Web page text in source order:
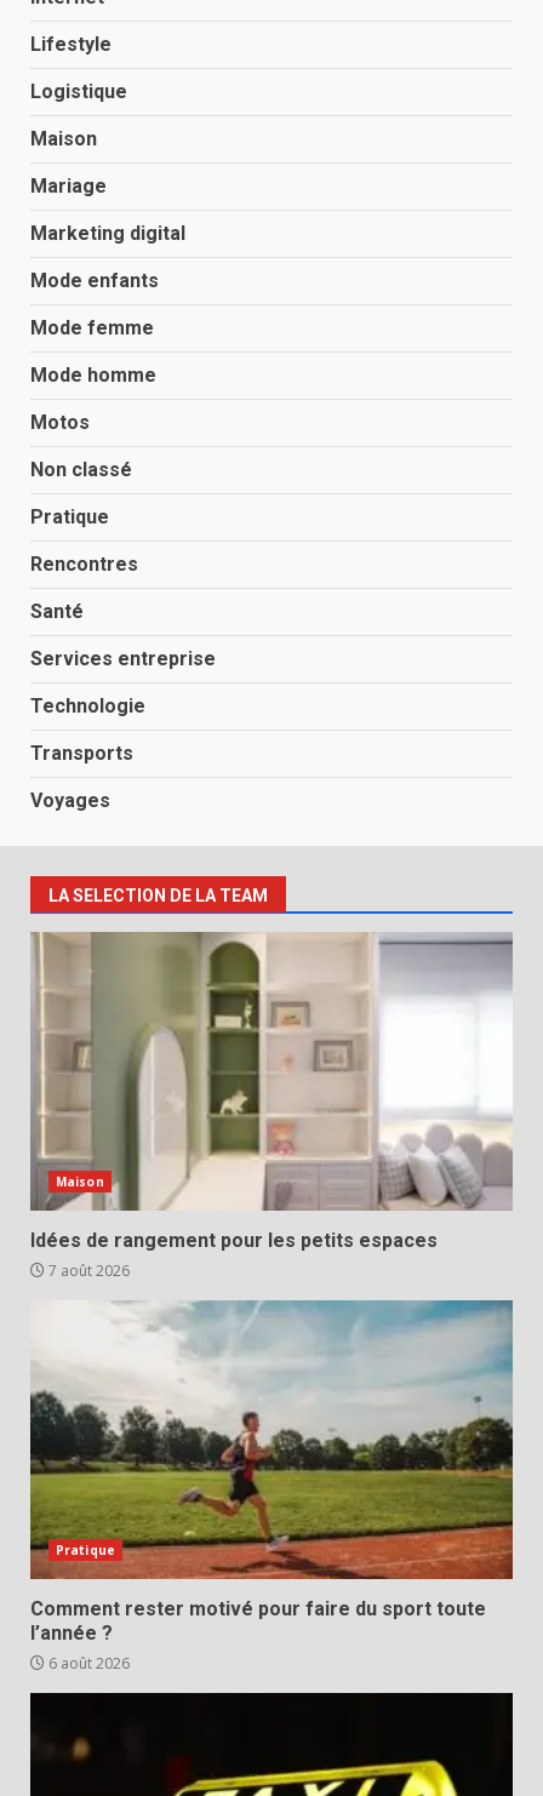
Lifestyle
Logistique
Maison
Mariage
Marketing digital
Mode enfants
Mode femme
Mode homme
Motos
Non classé
Pratique
Rencontres
Santé
Services entreprise
Technologie
Transports
Voyages
LA SELECTION DE LA TEAM
Maison
Idées de rangement pour les petits espaces
7 août 2026
Pratique
Comment rester motivé pour faire du sport toute
l’année ?
6 août 2026